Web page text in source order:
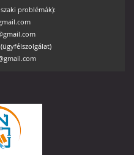
problémák):